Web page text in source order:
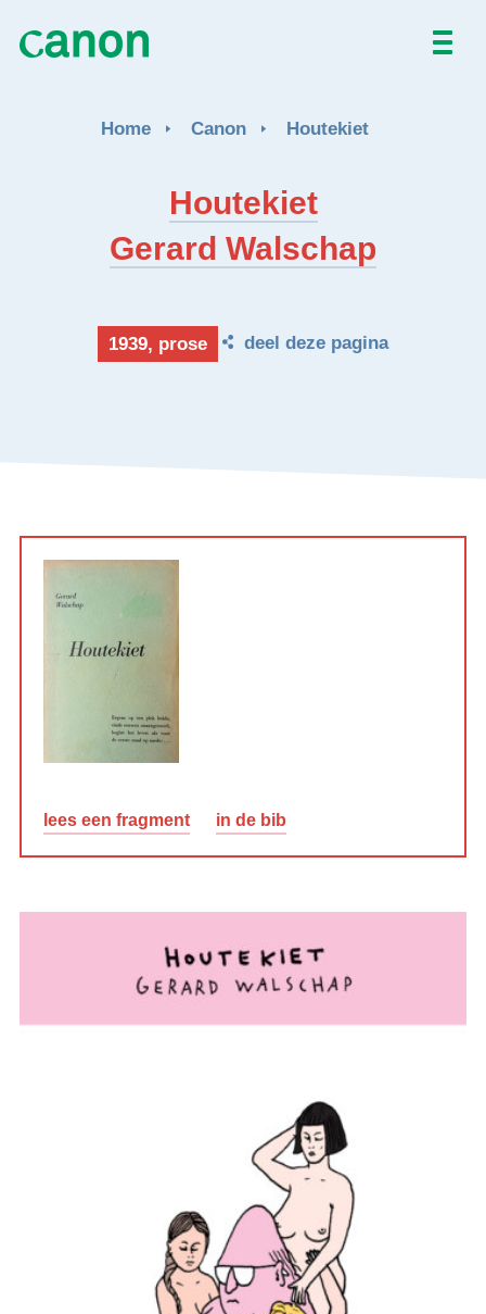
Home Canon Houtekiet
Houtekiet
Gerard Walschap
1939, prose deel deze pagina
lees een fragment in de bib